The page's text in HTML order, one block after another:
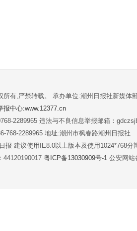
所有,严禁转载。 承办单位:潮州日报社新媒体
报中心:www.12377.cn
2289965 违法与不良信息举报邮箱：
768-2289965 地址:潮州市枫春路潮州日报社
报 建议使用IE8.0以上版本及使用1024*768分
44120190017 粤ICP备13030909号-1 公安网站